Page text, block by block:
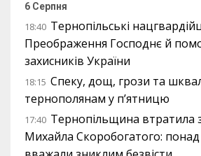
6 Серпня
18:40 Тернопільські
Преображення Господнє й
захисників України
18:15 Спеку, дощ, грози та
тернополянам у п’ятницю
17:40 Тернопільщина втратила
Михайла Скоробогатого: